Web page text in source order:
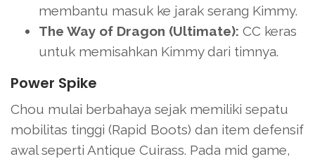
membantu masuk ke jarak serang Kimmy.
The Way of Dragon (Ultimate): CC keras
untuk memisahkan Kimmy dari timnya.
Power Spike
Chou mulai berbahaya sejak memiliki sepatu
mobilitas tinggi (Rapid Boots) dan item defensif
awal seperti Antique Cuirass. Pada mid game,